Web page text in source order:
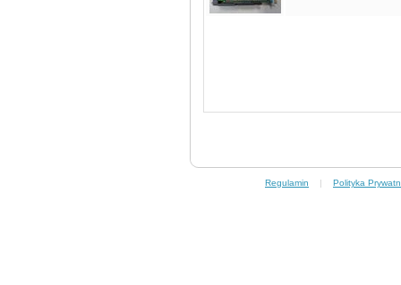
Regulamin | Polityka